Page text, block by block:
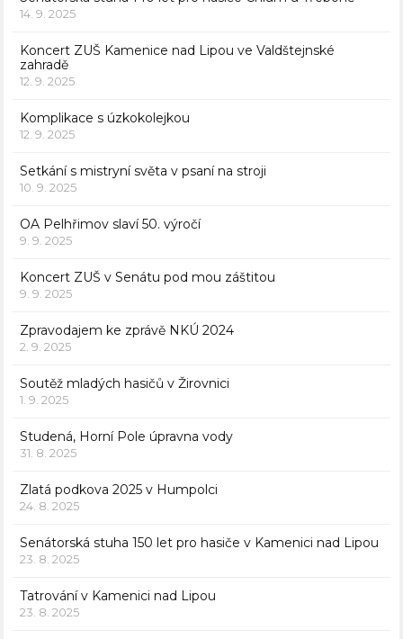
14. 9. 2025
Koncert ZUŠ Kamenice nad Lipou ve Valdštejnské
zahradě
12. 9. 2025
Komplikace s úzkokolejkou
12. 9. 2025
Setkání s mistryní světa v psaní na stroji
10. 9. 2025
OA Pelhřimov slaví 50. výročí
9. 9. 2025
Koncert ZUŠ v Senátu pod mou záštitou
9. 9. 2025
Zpravodajem ke zprávě NKÚ 2024
2. 9. 2025
Soutěž mladých hasičů v Žirovnici
1. 9. 2025
Studená, Horní Pole úpravna vody
31. 8. 2025
Zlatá podkova 2025 v Humpolci
24. 8. 2025
Senátorská stuha 150 let pro hasiče v Kamenici nad Lipou
23. 8. 2025
Tatrování v Kamenici nad Lipou
23. 8. 2025